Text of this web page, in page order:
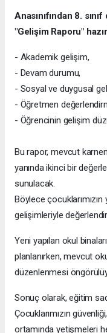
Anasınıfından 8.
"Gelişim Raporu"
- Akademik gelişim,
- Devam durumu,
- Sosyal ve duygusal
- Öğretmen
- Öğrencinin gelişim
Bu rapor, mevcut
yanında ikinci bir
sunulacak.
Böylece
gelişimleriyle
Yeni yapılan okul
planlanırken, mevcut
düzenlenmesi
Sonuç olarak, eğitim
Çocuklarımızın
ortamında yetişmeleri